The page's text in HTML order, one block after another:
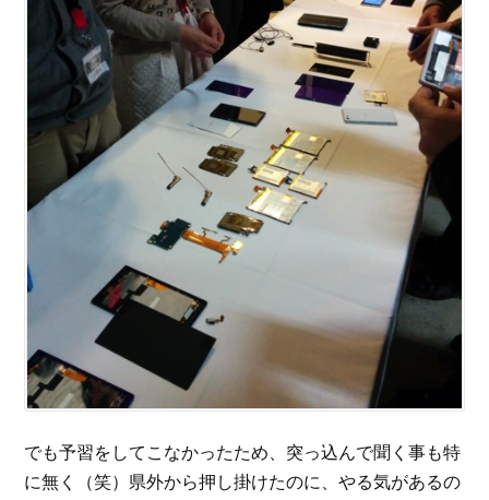
でも予習をしてこなかったため、突っ込んで聞く事も特
に無く（笑）県外から押し掛けたのに、やる気があるの